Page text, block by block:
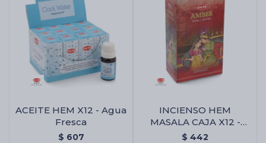
ACEITE HEM X12 - Agua
Fresca
$ 607
INCIENSO HEM
MASALA CAJA X12 -
Ambar
$ 442